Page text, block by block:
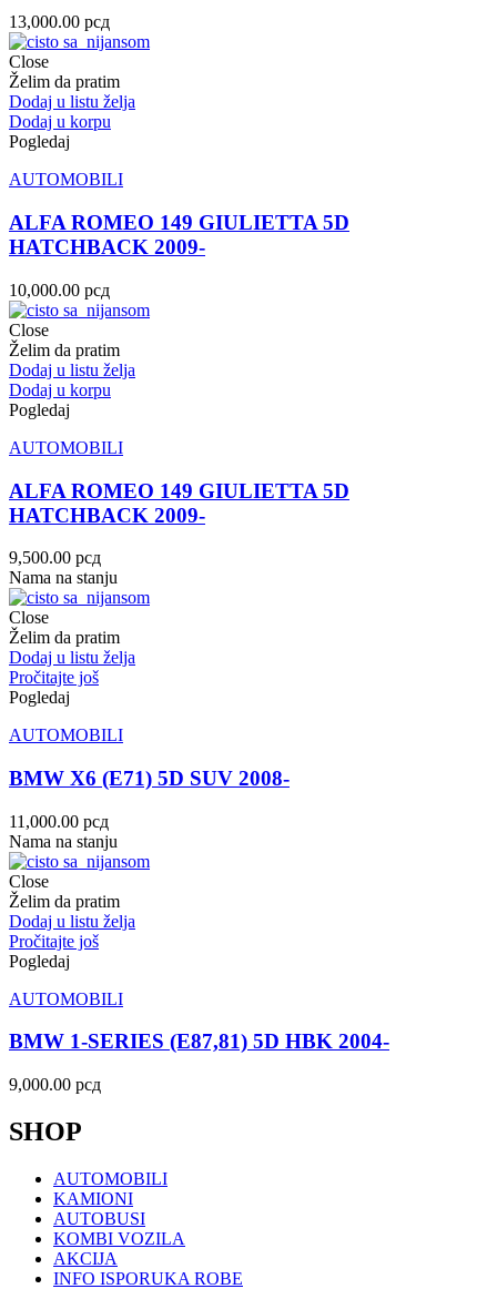
13,000.00 рсд
Close
Želim da pratim
Dodaj u listu želja
Dodaj u korpu
Pogledaj
AUTOMOBILI
ALFA ROMEO 149 GIULIETTA 5D
HATCHBACK 2009-
10,000.00 рсд
Close
Želim da pratim
Dodaj u listu želja
Dodaj u korpu
Pogledaj
AUTOMOBILI
ALFA ROMEO 149 GIULIETTA 5D
HATCHBACK 2009-
9,500.00 рсд
Nama na stanju
Close
Želim da pratim
Dodaj u listu želja
Pročitajte još
Pogledaj
AUTOMOBILI
BMW X6 (E71) 5D SUV 2008-
11,000.00 рсд
Nama na stanju
Close
Želim da pratim
Dodaj u listu želja
Pročitajte još
Pogledaj
AUTOMOBILI
BMW 1-SERIES (E87,81) 5D HBK 2004-
9,000.00 рсд
SHOP
AUTOMOBILI
KAMIONI
AUTOBUSI
KOMBI VOZILA
AKCIJA
INFO ISPORUKA ROBE